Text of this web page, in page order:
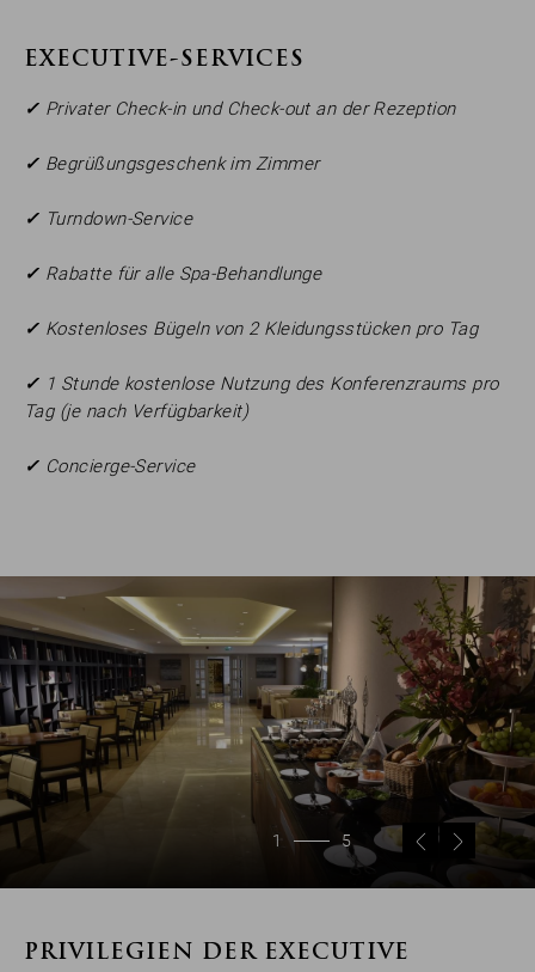
EXECUTIVE-SERVICES
✓ Privater Check-in und Check-out an der Rezeption
✓ Begrüßungsgeschenk im Zimmer
✓ Turndown-Service
✓ Rabatte für alle Spa-Behandlunge
✓ Kostenloses Bügeln von 2 Kleidungsstücken pro Tag
✓ 1 Stunde kostenlose Nutzung des Konferenzraums pro
Tag (je nach Verfügbarkeit)
✓ Concierge-Service
1 5
PRIVILEGIEN DER EXECUTIVE